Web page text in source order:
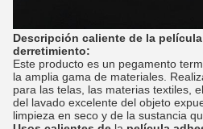
Descripción caliente de la
derretimiento:
Este producto es un pegamento
la amplia gama de materiales.
para las telas, las materias textiles,
del lavado excelente del objeto
limpieza en seco y de la sustancia